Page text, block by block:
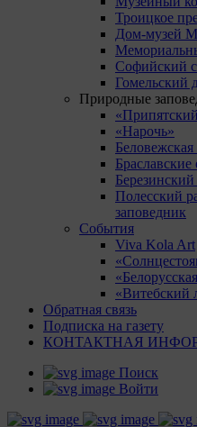
Троицкое
Дом-музей
Софийский
Гомельский
Природные
«Нарочь»
Браславские
Полесский
заповедник
События
Viva Kola Art
«Витебский
Обратная связь
Подписка на газету
КОНТАКТНАЯ
Поиск
Войти